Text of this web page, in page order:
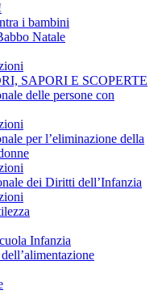
i bambini
Natale
SAPORI E SCOPERTE
delle persone con
per l’eliminazione della
dei Diritti dell’Infanzia
Infanzia